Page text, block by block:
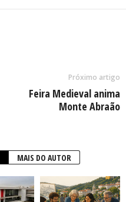
Próximo artigo
Feira Medieval anima
Monte Abraão
MAIS DO AUTOR